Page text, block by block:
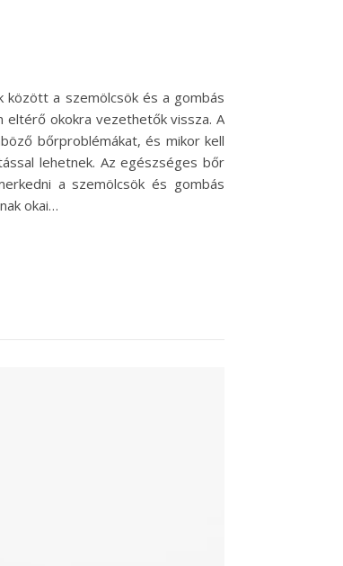
között a szemölcsök és a gombás
eltérő okokra vezethetők vissza. A
bőrproblémákat, és mikor kell
lehetnek. Az egészséges bőr
a szemölcsök és gombás
okai…